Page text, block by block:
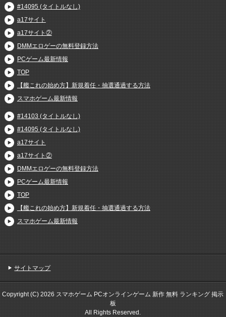
#14095 (タイトルなし)
a17サイト
a17サイト②
DMMエロゲーの無料登録方法
PCゲーム最新情報
TOP
【艦これの始め方】新規着任・抽選通過する方法
スマホゲーム最新情報
#14103 (タイトルなし)
#14095 (タイトルなし)
a17サイト
a17サイト②
DMMエロゲーの無料登録方法
PCゲーム最新情報
TOP
【艦これの始め方】新規着任・抽選通過する方法
スマホゲーム最新情報
サイトマップ
Copyright (C) 2026 スマホゲーム PCオンラインゲーム 新作 無料 ランキング 掲示
板
All Rights Reserved.